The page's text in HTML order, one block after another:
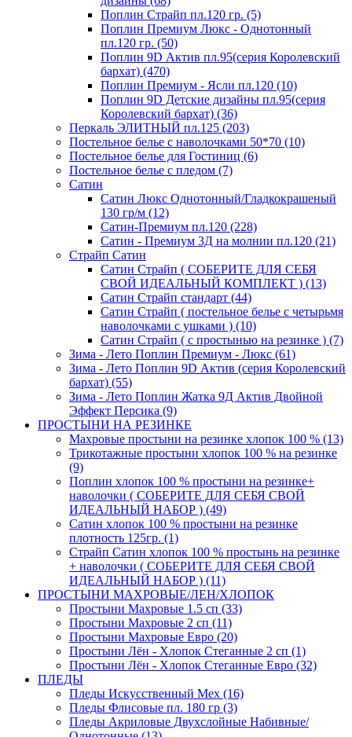
Поплин Страйп пл.120 гр. (5)
Поплин Премиум Люкс - Однотонный
пл.120 гр. (50)
Поплин 9D Актив пл.95(серия Королевский
бархат) (470)
Поплин Премиум - Ясли пл.120 (10)
Поплин 9D Детские дизайны пл.95(серия
Королевский бархат) (36)
Перкаль ЭЛИТНЫЙ пл.125 (203)
Постельное белье с наволочками 50*70 (10)
Постельное белье для Гостиниц (6)
Постельное белье с пледом (7)
Сатин
Сатин Люкс Однотонный/Гладкокрашеный
130 гр/м (12)
Сатин-Премиум пл.120 (228)
Сатин - Премиум 3Д на молнии пл.120 (21)
Страйп Сатин
Сатин Страйп ( СОБЕРИТЕ ДЛЯ СЕБЯ
СВОЙ ИДЕАЛЬНЫЙ КОМПЛЕКТ ) (13)
Сатин Страйп стандарт (44)
Сатин Страйп ( постельное белье с четырьмя
наволочками с ушками ) (10)
Сатин Страйп ( с простынью на резинке ) (7)
Зима - Лето Поплин Премиум - Люкс (61)
Зима - Лето Поплин 9D Актив (серия Королевский
бархат) (55)
Зима - Лето Поплин Жатка 9Д Актив Двойной
Эффект Персика (9)
ПРОСТЫНИ НА РЕЗИНКЕ
Махровые простыни на резинке хлопок 100 % (13)
Трикотажные простыни хлопок 100 % на резинке
(9)
Поплин хлопок 100 % простыни на резинке+
наволочки ( СОБЕРИТЕ ДЛЯ СЕБЯ СВОЙ
ИДЕАЛЬНЫЙ НАБОР ) (49)
Сатин хлопок 100 % простыни на резинке
плотность 125гр. (1)
Страйп Сатин хлопок 100 % простынь на резинке
+ наволочки ( СОБЕРИТЕ ДЛЯ СЕБЯ СВОЙ
ИДЕАЛЬНЫЙ НАБОР ) (11)
ПРОСТЫНИ МАХРОВЫЕ/ЛЕН/ХЛОПОК
Простыни Махровые 1.5 сп (33)
Простыни Махровые 2 сп (11)
Простыни Махровые Евро (20)
Простыни Лён - Хлопок Стеганные 2 сп (1)
Простыни Лён - Хлопок Стеганные Евро (32)
ПЛЕДЫ
Пледы Искусственный Мех (16)
Пледы Флисовые пл. 180 гр (3)
Пледы Акриловые Двухслойные Набивные/